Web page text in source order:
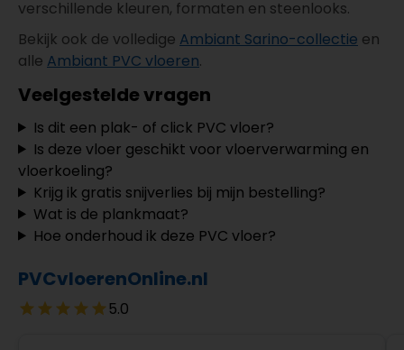
verschillende kleuren, formaten en steenlooks.
Bekijk ook de volledige Ambiant Sarino-collectie en
alle Ambiant PVC vloeren.
Veelgestelde vragen
Is dit een plak- of click PVC vloer?
Is deze vloer geschikt voor vloerverwarming en
vloerkoeling?
Krijg ik gratis snijverlies bij mijn bestelling?
Wat is de plankmaat?
Hoe onderhoud ik deze PVC vloer?
PVCvloerenOnline.nl
5.0